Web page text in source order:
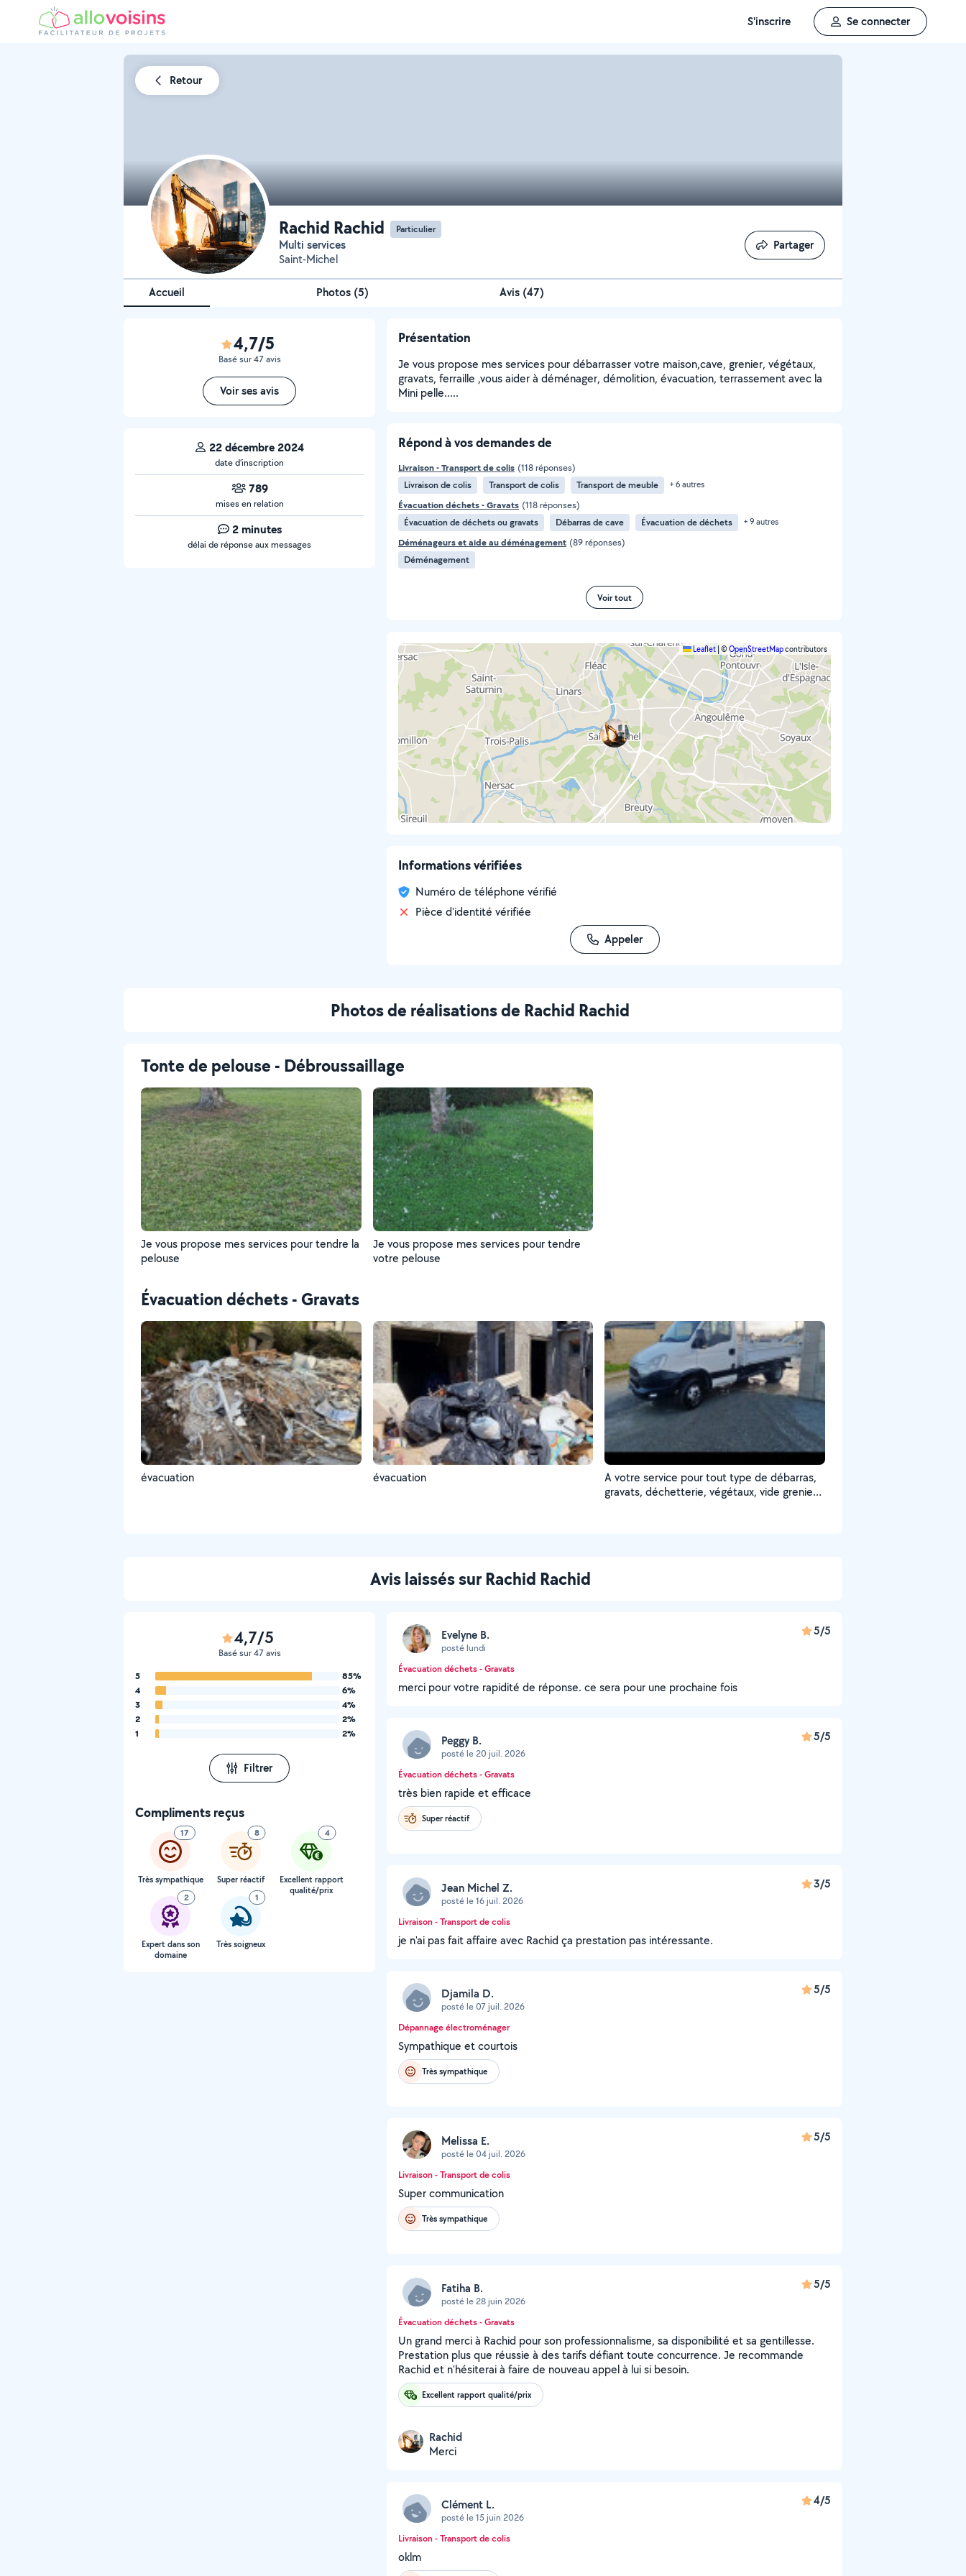
S'inscrire Se connecter
Retour
Rachid Rachid Particulier
Multi services
Saint-Michel
Partager
Partager
Accueil Photos (5) Avis (47)
4,7/5
Basé sur 47 avis
Voir ses avis
22 décembre 2024
date d’inscription
789
mises en relation
2 minutes
délai de réponse aux messages
Présentation
Je vous propose mes services pour débarrasser votre maison,cave, grenier, végétaux,
gravats, ferraille ,vous aider à déménager, démolition, évacuation, terrassement avec la
Mini pelle.....
Répond à vos demandes de
Livraison - Transport de colis (118 réponses)
Livraison de colis
Transport de colis Transport de meuble + 6 autres
Évacuation déchets - Gravats (118 réponses)
Évacuation de déchets ou gravats
Débarras de cave Évacuation de déchets + 9 autres
Déménageurs et aide au déménagement (89 réponses)
Déménagement
Voir tout
Leaflet |©OpenStreetMapcontributors
Informations vérifiées
Numéro de téléphone vérifié
Pièce d'identité vérifiée
Appeler
Photos de réalisations de Rachid Rachid
Tonte de pelouse - Débroussaillage
Je vous propose mes services pour tendre la
pelouse
Je vous propose mes services pour tendre
votre pelouse
Évacuation déchets - Gravats
évacuation évacuation
A votre service pour tout type de débarras,
gravats, déchetterie, végétaux, vide grenier,
Avis laissés sur Rachid Rachid
4,7/5
Basé sur 47 avis
5
85%
4
6%
3
4%
2
2%
1
2%
Filtrer
Compliments reçus
17
Très sympathique
8
Super réactif
4
Excellent rapport
qualité/prix
2
Expert dans son
domaine
1
Très soigneux
Evelyne B.
posté lundi
5/5
Évacuation déchets - Gravats
merci pour votre rapidité de réponse. ce sera pour une prochaine fois
Peggy B.
posté le 20 juil. 2026
5/5
Évacuation déchets - Gravats
très bien rapide et efficace
Super réactif
Jean Michel Z.
posté le 16 juil. 2026
3/5
Livraison - Transport de colis
je n'ai pas fait affaire avec Rachid ça prestation pas intéressante.
Djamila D.
posté le 07 juil. 2026
5/5
Dépannage électroménager
Sympathique et courtois
Très sympathique
Melissa E.
posté le 04 juil. 2026
5/5
Livraison - Transport de colis
Super communication
Très sympathique
Fatiha B.
posté le 28 juin 2026
5/5
Évacuation déchets - Gravats
Un grand merci à Rachid pour son professionnalisme, sa disponibilité et sa gentillesse.
Prestation plus que réussie à des tarifs défiant toute concurrence. Je recommande
Rachid et n'hésiterai à faire de nouveau appel à lui si besoin.
Excellent rapport qualité/prix
Rachid
Merci
Clément L.
posté le 15 juin 2026
4/5
Livraison - Transport de colis
oklm